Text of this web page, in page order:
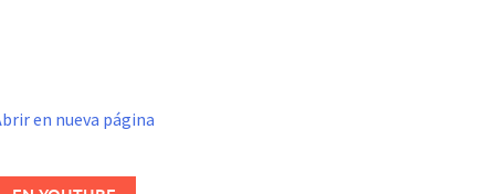
en nueva página